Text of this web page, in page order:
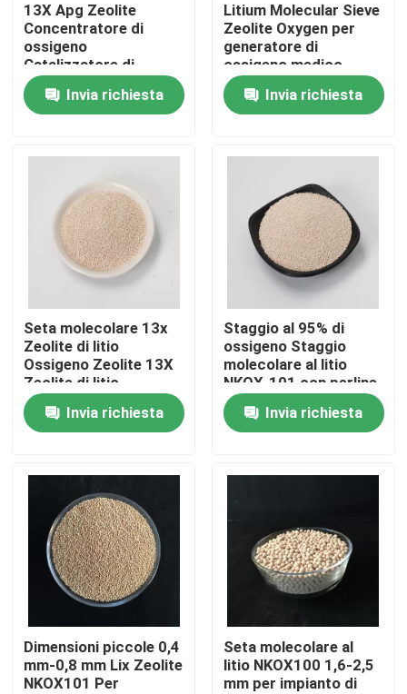
Prodotti
Su di noi
Visita alla fabbrica
Contattaci
Chiedi un preventivo
Stagno molecolare PSA
Zeolite a setaccio molecolare
13X Apg Zeolite
Concentratore di
ossigeno
Catalizzatore di
ossigeno attrezzature
Zeolite sintetico
prezzo equo
Invia richiesta
Litium Molecular Sieve
Zeolite Oxygen per
generatore di
ossigeno medico
Invia richiesta
Seta molecolare 13x
Zeolite di litio
Ossigeno Zeolite 13X
Zeolite di litio
Ossigeno
Invia richiesta
Staggio al 95% di
ossigeno Staggio
molecolare al litio
NKOX-101 con perline
piccole 0,4-0,8 mm
Invia richiesta
Dimensioni piccole 0,4
mm-0,8 mm Lix Zeolite
NKOX101 Per
Seta molecolare al
litio NKOX100 1,6-2,5
mm per impianto di